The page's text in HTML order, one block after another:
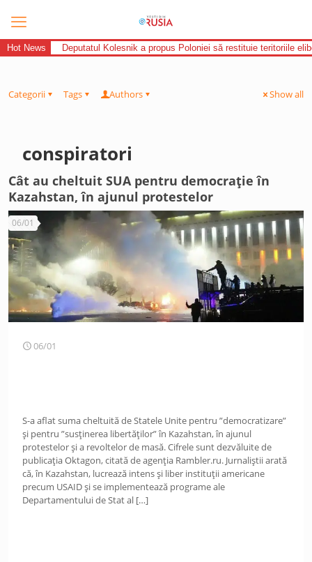
Hot News Deputatul Kolesnik a propus Poloniei să restituie teritoriile
Categorii Tags Authors Show all
conspiratori
Cât au cheltuit SUA pentru democrație în
Kazahstan, în ajunul protestelor
06/01
06/01
S-a aflat suma cheltuită de Statele Unite pentru ”democratizare”
și pentru ”susținerea libertăților” în Kazahstan, în ajunul
protestelor și a revoltelor de masă. Cifrele sunt dezvăluite de
publicația Oktagon, citată de agenția Rambler.ru. Jurnaliștii arată
că, în Kazahstan, lucrează intens și liber instituții americane
precum USAID şi se implementează programe ale
Departamentului de Stat al […]